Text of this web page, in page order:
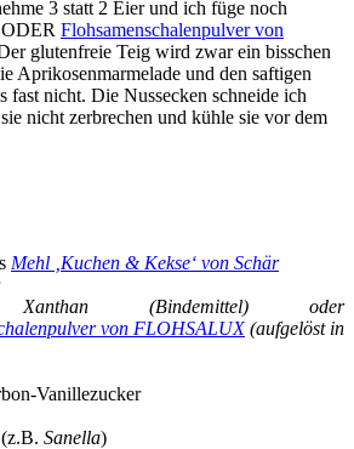
3 statt 2 Eier und ich füge noch
Flohsamenschalenpulver von
glutenfreie Teig wird zwar ein bisschen
Aprikosenmarmelade und den saftigen
fast nicht. Die Nussecken schneide ich
nicht zerbrechen und kühle sie vor dem
Mehl ‚Kuchen & Kekse‘ von Schär
Xanthan (Bindemittel) oder
von FLOHSALUX(aufgelöst in
Vanillezucker
Sanella)